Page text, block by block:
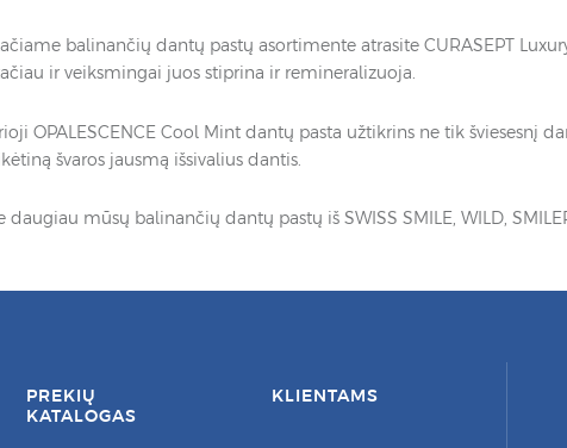
balinančių dantų pastų asortimente atrasite CURASEPT
ir veiksmingai juos stiprina ir remineralizuoja.
OPALESCENCE Cool Mint dantų pasta užtikrins ne tik šviesesnį
švaros jausmą išsivalius dantis.
daugiau mūsų balinančių dantų pastų iš SWISS SMILE, WILD,
PREKIŲ
KATALOGAS
KLIENTAMS